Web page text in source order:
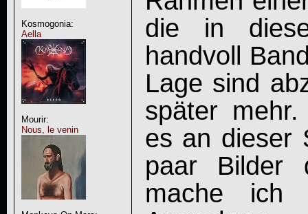
Kosmogonia:
Aella
Mourir:
Nous, le venin
die in
handvoll
Lage sind
später
es an dieser
paar Bilder
mache ich